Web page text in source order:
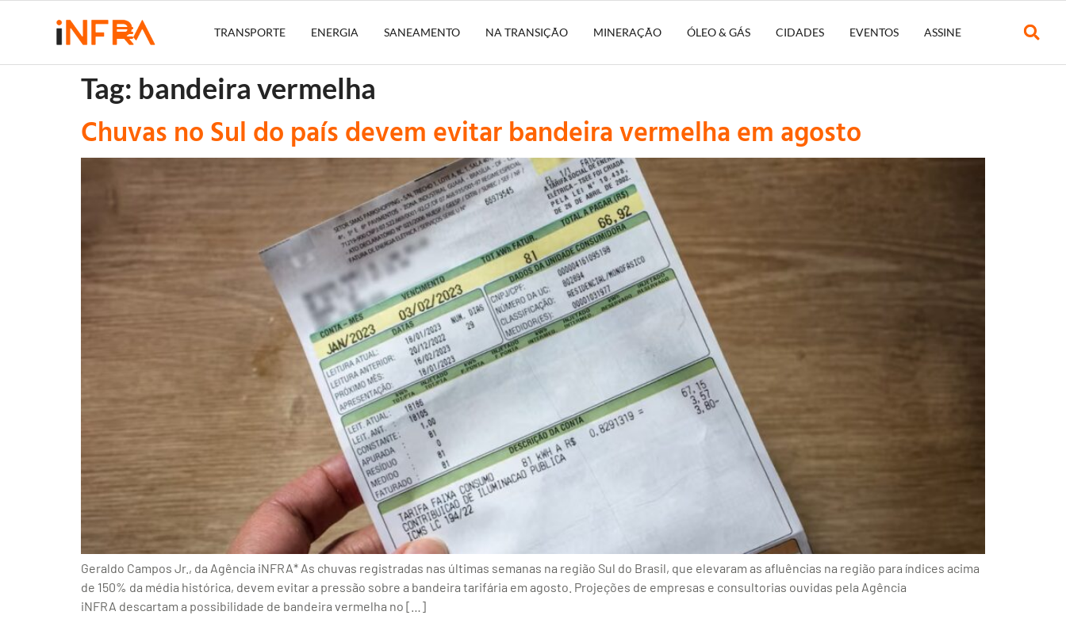
TRANSPORTE ENERGIA SANEAMENTO NA TRANSIÇÃO MINERAÇÃO ÓLEO & GÁS CIDADES EVENTOS ASSINE
Tag: bandeira vermelha
Chuvas no Sul do país devem evitar bandeira vermelha em agosto
Geraldo Campos Jr., da Agência iNFRA* As chuvas registradas nas últimas semanas na região Sul do Brasil, que elevaram as afluências na região para índices acima
de 150% da média histórica, devem evitar a pressão sobre a bandeira tarifária em agosto. Projeções de empresas e consultorias ouvidas pela Agência
iNFRA descartam a possibilidade de bandeira vermelha no […]